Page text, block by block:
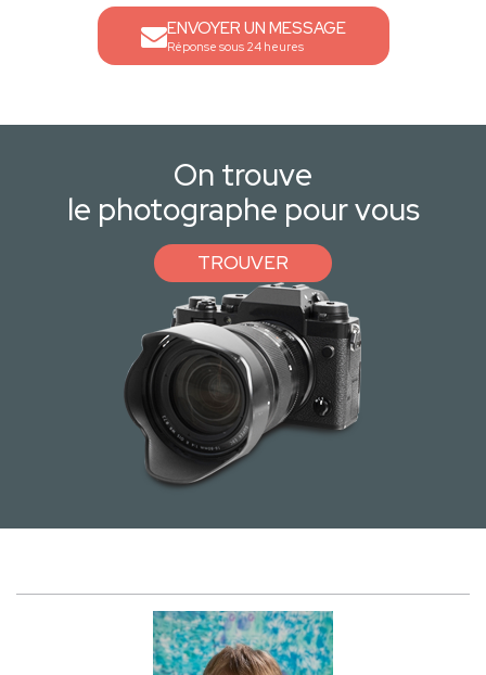
ENVOYER UN MESSAGE
Réponse sous 24 heures
On trouve
le photographe pour vous
TROUVER